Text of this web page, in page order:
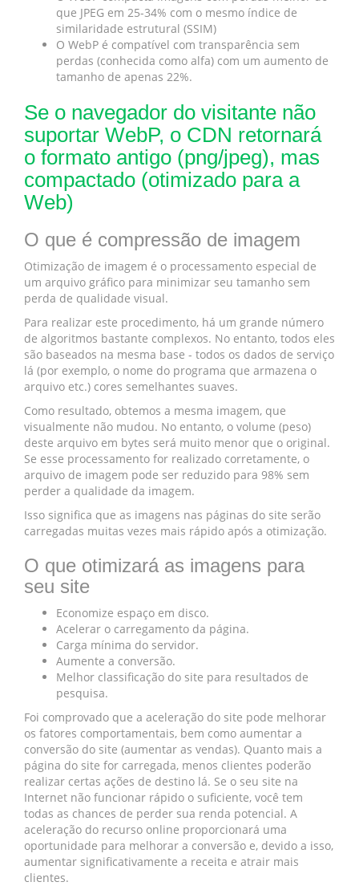
que JPEG em 25-34% com o mesmo índice de
similaridade estrutural (SSIM)
O WebP é compatível com transparência sem
perdas (conhecida como alfa) com um aumento de
tamanho de apenas 22%.
Se o navegador do visitante não
suportar WebP, o CDN retornará
o formato antigo (png/jpeg), mas
compactado (otimizado para a
Web)
O que é compressão de imagem
Otimização de imagem é o processamento especial de
um arquivo gráfico para minimizar seu tamanho sem
perda de qualidade visual.
Para realizar este procedimento, há um grande número
de algoritmos bastante complexos. No entanto, todos eles
são baseados na mesma base - todos os dados de serviço
lá (por exemplo, o nome do programa que armazena o
arquivo etc.) cores semelhantes suaves.
Como resultado, obtemos a mesma imagem, que
visualmente não mudou. No entanto, o volume (peso)
deste arquivo em bytes será muito menor que o original.
Se esse processamento for realizado corretamente, o
arquivo de imagem pode ser reduzido para 98% sem
perder a qualidade da imagem.
Isso significa que as imagens nas páginas do site serão
carregadas muitas vezes mais rápido após a otimização.
O que otimizará as imagens para
seu site
Economize espaço em disco.
Acelerar o carregamento da página.
Carga mínima do servidor.
Aumente a conversão.
Melhor classificação do site para resultados de
pesquisa.
Foi comprovado que a aceleração do site pode melhorar
os fatores comportamentais, bem como aumentar a
conversão do site (aumentar as vendas). Quanto mais a
página do site for carregada, menos clientes poderão
realizar certas ações de destino lá. Se o seu site na
Internet não funcionar rápido o suficiente, você tem
todas as chances de perder sua renda potencial. A
aceleração do recurso online proporcionará uma
oportunidade para melhorar a conversão e, devido a isso,
aumentar significativamente a receita e atrair mais
clientes.